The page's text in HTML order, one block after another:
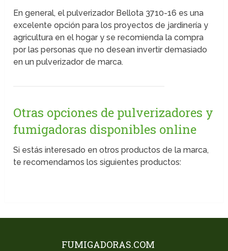
En general, el pulverizador Bellota 3710-16 es una
excelente opción para los proyectos de jardinería y
agricultura en el hogar y se recomienda la compra
por las personas que no desean invertir demasiado
en un pulverizador de marca.
Otras opciones de pulverizadores y
fumigadoras disponibles online
Si estás interesado en otros productos de la marca,
te recomendamos los siguientes productos:
FUMIGADORAS.COM